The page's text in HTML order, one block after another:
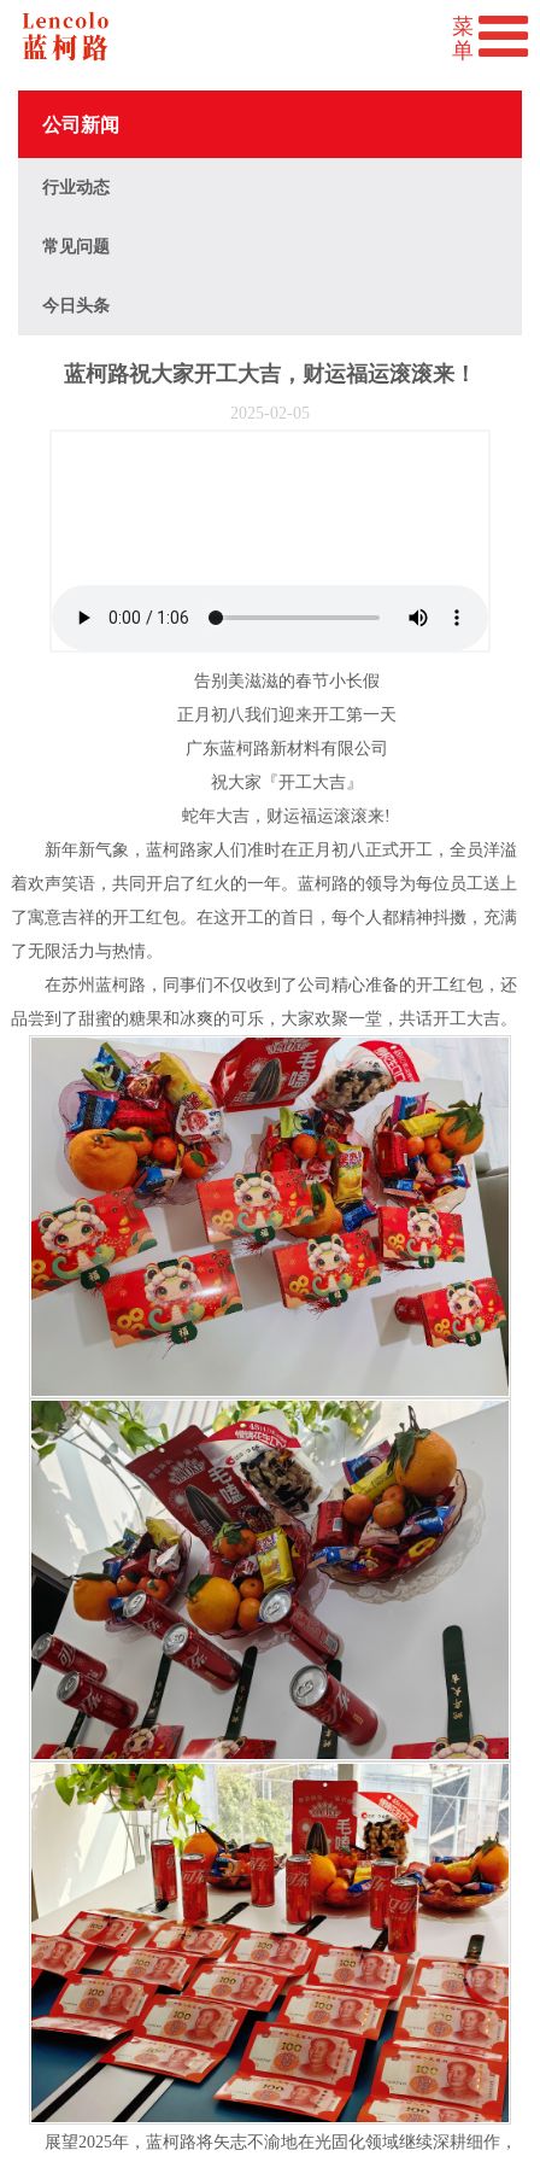
公司新闻
行业动态
常见问题
今日头条
蓝柯路祝大家开工大吉，财运福运滚滚来！
2025-02-05
告别美滋滋的春节小长假
正月初八我们迎来开工第一天
广东蓝柯路新材料有限公司
祝大家『开工大吉』
蛇年大吉，财运福运滚滚来!
新年新气象，蓝柯路家人们准时在正月初八正式开工，全员洋溢
着欢声笑语，共同开启了红火的一年。蓝柯路的领导为每位员工送上
了寓意吉祥的开工红包。在这开工的首日，每个人都精神抖擞，充满
了无限活力与热情。
在苏州蓝柯路，同事们不仅收到了公司精心准备的开工红包，还
品尝到了甜蜜的糖果和冰爽的可乐，大家欢聚一堂，共话开工大吉。
展望2025年，蓝柯路将矢志不渝地在光固化领域继续深耕细作，